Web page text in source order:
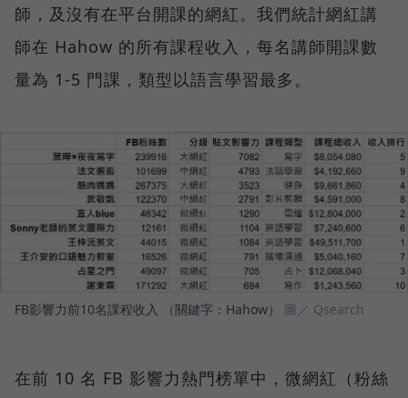
師，及沒有在平台開課的網紅。我們統計網紅講
師在 Hahow 的所有課程收入，每名講師開課數
量為 1-5 門課，類型以語言學習最多。
FB影響力前10名課程收入 （關鍵字：Hahow） 圖／ Qsearch
在前 10 名 FB 影響力熱門榜單中，微網紅（粉絲